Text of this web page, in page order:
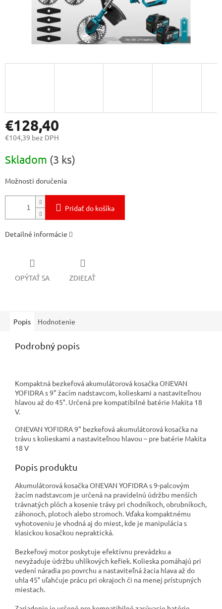
€128,40
€104,39 bez DPH
cena:
Skladom (3 ks)
Možnosti doručenia
Pridať do košíka
Detailné informácie
OPÝTAŤ SA ZDIEĽAŤ
Popis Hodnotenie
Podrobný popis
Kompaktná bezkefová akumulátorová kosačka ONEVAN
YOFIDRA s 9" žacím nadstavcom, kolieskami a nastaviteľnou
hlavou až do 45°. Určená pre kompatibilné batérie Makita 18
V.
ONEVAN YOFIDRA 9" bezkefová akumulátorová kosačka na
trávu s kolieskami a nastaviteľnou hlavou – pre batérie Makita
18 V
Popis produktu
Akumulátorová kosačka ONEVAN YOFIDRA s 9-palcovým
žacím nadstavcom je určená na pravidelnú údržbu menších
trávnatých plôch a kosenie trávy pri chodníkoch, obrubníkoch,
záhonoch, plotoch alebo stromoch. Vďaka kompaktnému
vyhotoveniu je vhodná aj do miest, kde je manipulácia s
klasickou kosačkou nepraktická.
Bezkefový motor poskytuje efektívnu prevádzku a
nevyžaduje údržbu uhlíkových kefiek. Kolieska pomáhajú pri
vedení náradia po povrchu a nastaviteľná žacia hlava až do
uhla 45° uľahčuje prácu pri okrajoch či na menej prístupných
miestach.